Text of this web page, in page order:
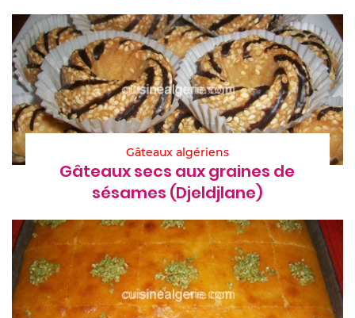
Gâteaux algériens
Gâteaux secs aux graines de
sésames (Djeldjlane)